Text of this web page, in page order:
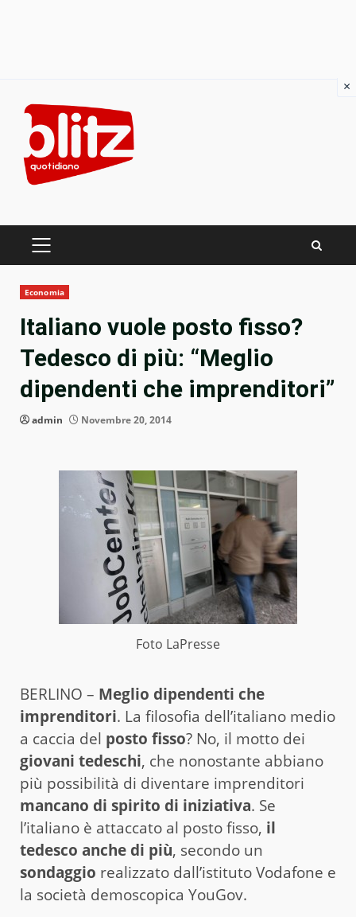
content
PRIMARY
Economia
Italiano vuole posto fisso?
Tedesco di più: “Meglio
dipendenti che imprenditori”
admin Novembre 20, 2014
Foto LaPresse
BERLINO – Meglio dipendenti che
imprenditori. La filosofia dell’italiano medio
a caccia del posto fisso? No, il motto dei
giovani tedeschi, che nonostante abbiano
più possibilità di diventare imprenditori
mancano di spirito di iniziativa. Se
l’italiano è attaccato al posto fisso, il
tedesco anche di più, secondo un
sondaggio realizzato dall’istituto Vodafone e
la società demoscopica YouGov.
×